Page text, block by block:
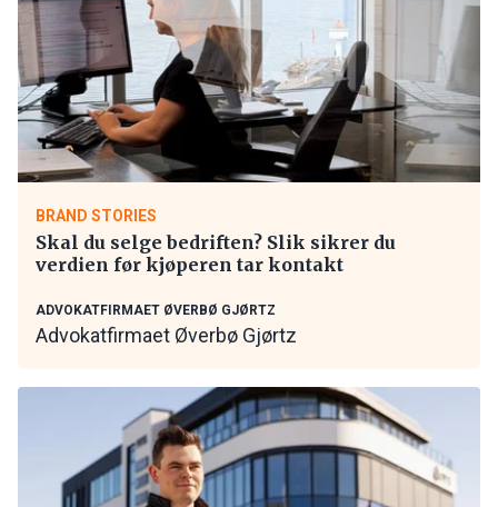
BRAND STORIES
Skal du selge bedriften? Slik sikrer du
verdien før kjøperen tar kontakt
ADVOKATFIRMAET ØVERBØ GJØRTZ
Advokatfirmaet Øverbø Gjørtz